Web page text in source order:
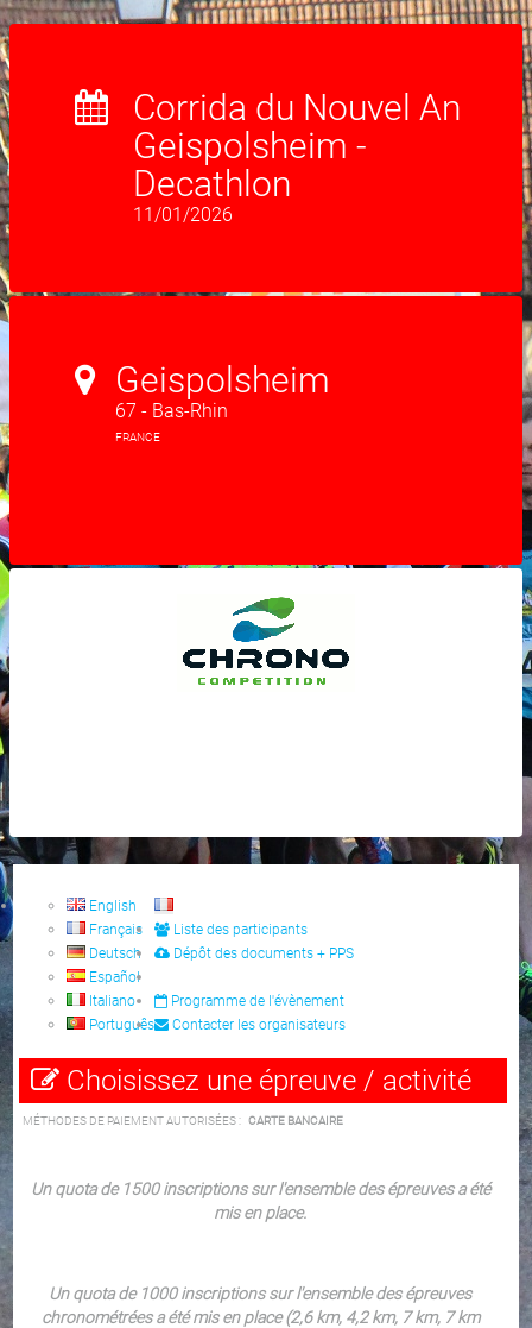
Corrida du Nouvel An
Geispolsheim -
Decathlon
11/01/2026
Geispolsheim
67 - Bas-Rhin
FRANCE
English
Français
Deutsch
Español
Italiano
Português
Liste des participants
Dépôt des documents + PPS
Programme de l'évènement
Contacter les organisateurs
Choisissez une épreuve / activité
MÉTHODES DE PAIEMENT AUTORISÉES : CARTE BANCAIRE
Un quota de 1500 inscriptions sur l'ensemble des épreuves a été
mis en place.
Un quota de 1000 inscriptions sur l'ensemble des épreuves
chronométrées a été mis en place (2,6 km, 4,2 km, 7 km, 7 km